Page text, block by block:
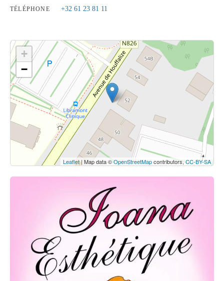
TÉLÉPHONE +32 61 23 81 11
Cliquez sur le bouton pour afficher la carte.
Voir la carte
+
−
Leaflet| Map data ©OpenStreetMapcontributors, CC-BY-SA